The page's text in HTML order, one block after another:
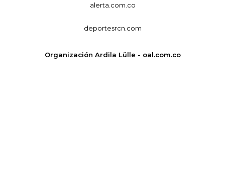
alerta.com.co
deportesrcn.com
Organización Ardila Lülle - oal.com.co